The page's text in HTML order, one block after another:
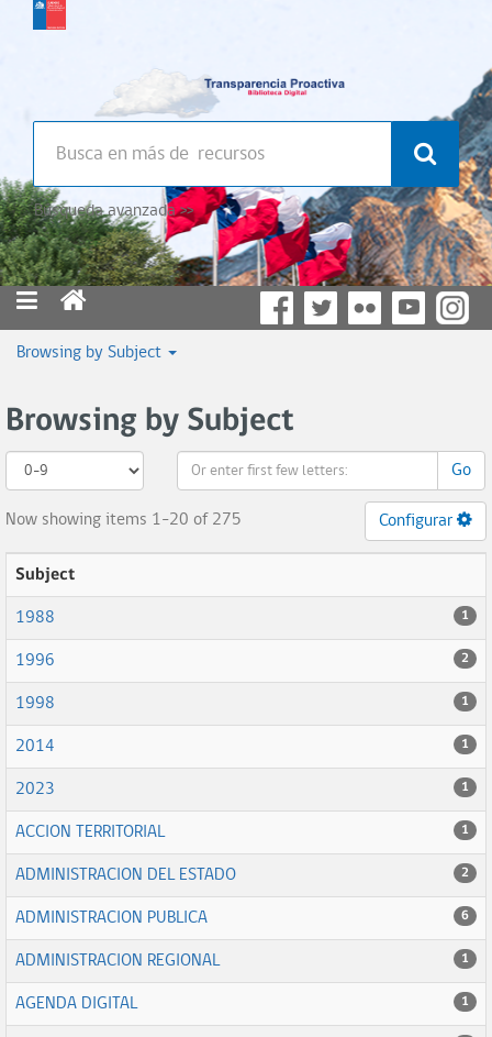
Búsqueda avanzada >>
Browsing by Subject
Browsing by Subject
Go
Now showing items 1-20 of 275 Configurar
Subject
1988 1
1996 2
1998 1
2014 1
2023 1
ACCION TERRITORIAL 1
ADMINISTRACION DEL ESTADO 2
ADMINISTRACION PUBLICA 6
ADMINISTRACION REGIONAL 1
AGENDA DIGITAL 1